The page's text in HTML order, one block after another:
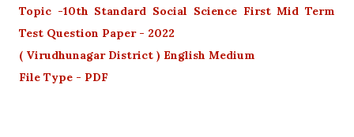
Topic -10th Standard Social Science First Mid Term
Test Question Paper - 2022
( Virudhunagar District ) English Medium
File Type - PDF